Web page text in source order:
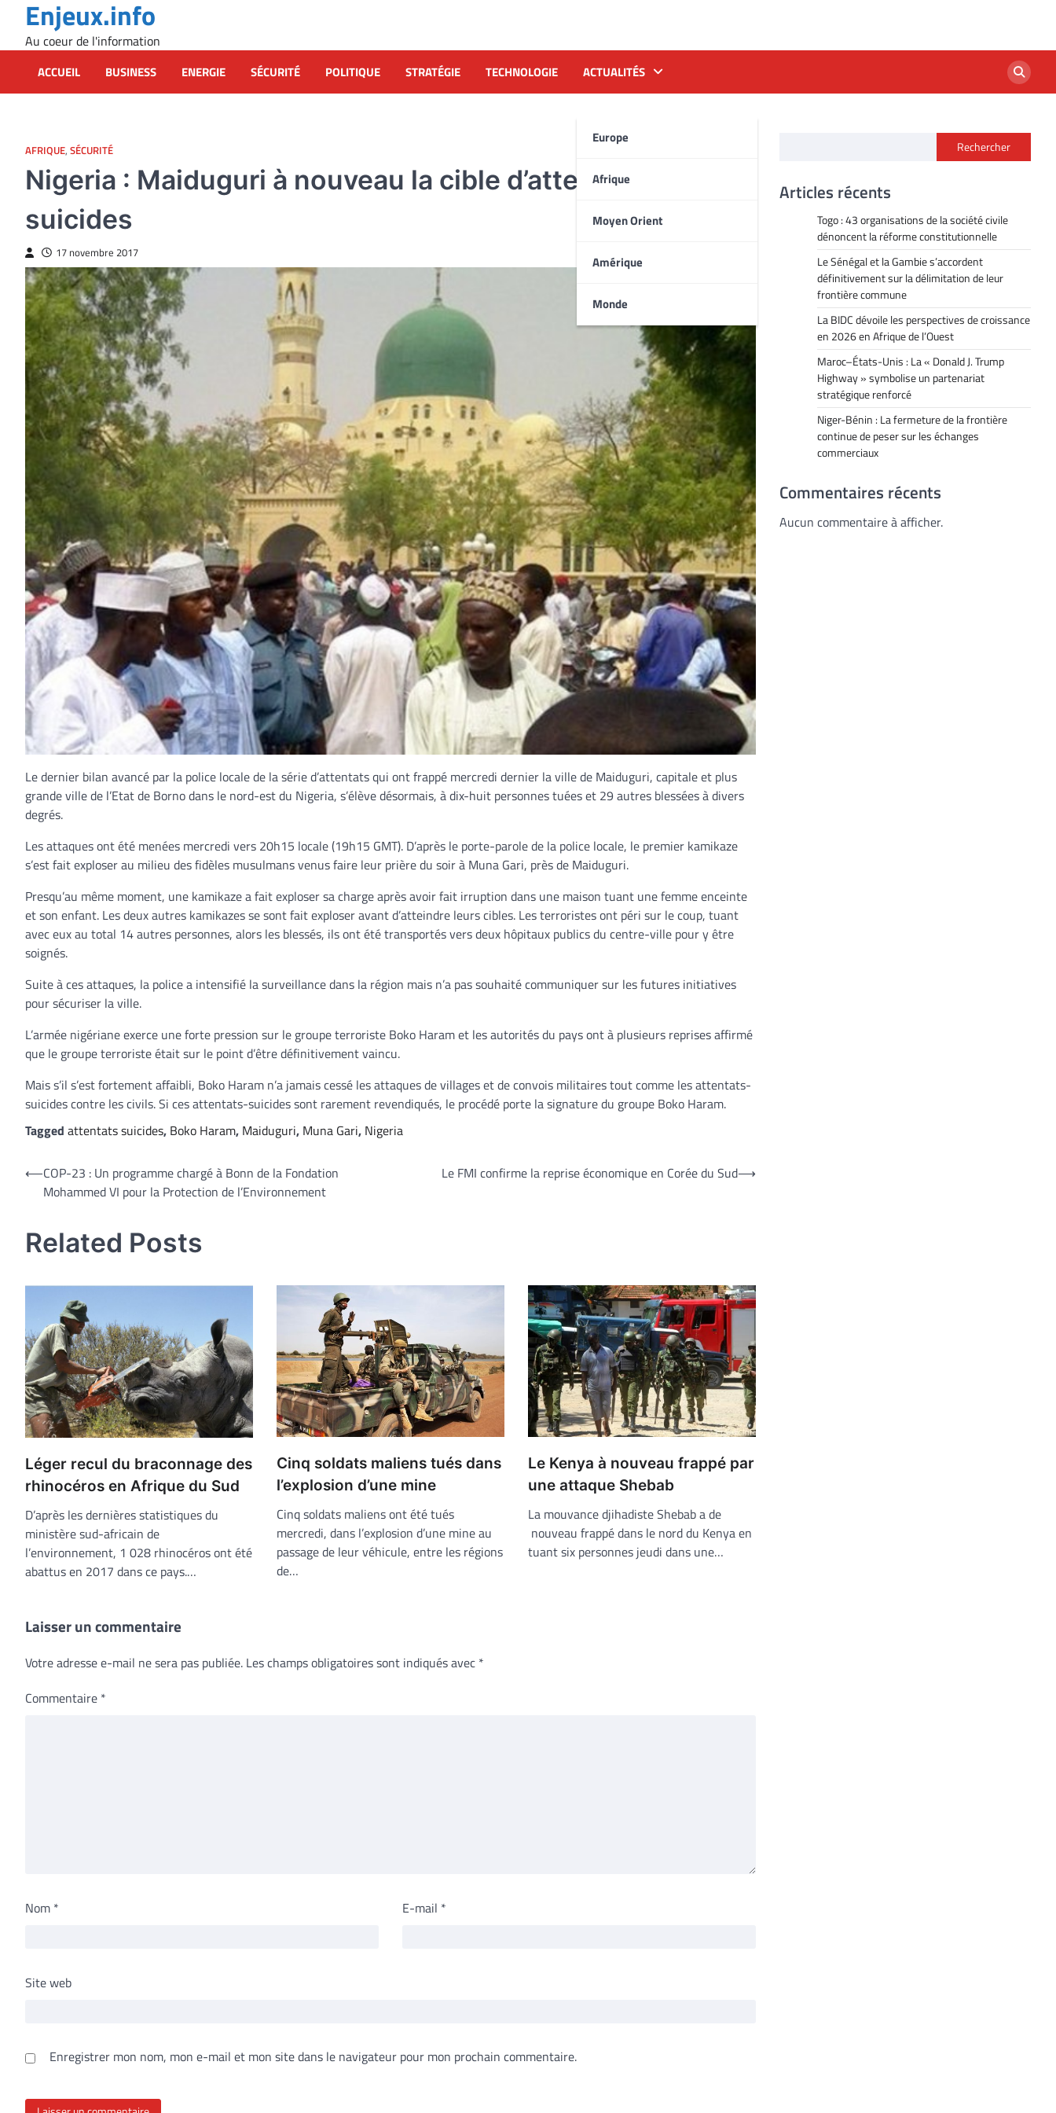
content
Enjeux.info
Au coeur de l'information
ACCUEIL BUSINESS ENERGIE SÉCURITÉ POLITIQUE STRATÉGIE TECHNOLOGIE ACTUALITÉS
Europe
Afrique
Moyen Orient
Amérique
Monde
AFRIQUE, SÉCURITÉ
Nigeria : Maiduguri à nouveau la cible d’attentats-
suicides
17 novembre 2017
Le dernier bilan avancé par la police locale de la série d’attentats qui ont frappé mercredi dernier la ville de Maiduguri, capitale et plus
grande ville de l’Etat de Borno dans le nord-est du Nigeria, s’élève désormais, à dix-huit personnes tuées et 29 autres blessées à divers
degrés.
Les attaques ont été menées mercredi vers 20h15 locale (19h15 GMT). D’après le porte-parole de la police locale, le premier kamikaze
s’est fait exploser au milieu des fidèles musulmans venus faire leur prière du soir à Muna Gari, près de Maiduguri.
Presqu’au même moment, une kamikaze a fait exploser sa charge après avoir fait irruption dans une maison tuant une femme enceinte
et son enfant. Les deux autres kamikazes se sont fait exploser avant d’atteindre leurs cibles. Les terroristes ont péri sur le coup, tuant
avec eux au total 14 autres personnes, alors les blessés, ils ont été transportés vers deux hôpitaux publics du centre-ville pour y être
soignés.
Suite à ces attaques, la police a intensifié la surveillance dans la région mais n’a pas souhaité communiquer sur les futures initiatives
pour sécuriser la ville.
L’armée nigériane exerce une forte pression sur le groupe terroriste Boko Haram et les autorités du pays ont à plusieurs reprises affirmé
que le groupe terroriste était sur le point d’être définitivement vaincu.
Mais s’il s’est fortement affaibli, Boko Haram n’a jamais cessé les attaques de villages et de convois militaires tout comme les attentats-
suicides contre les civils. Si ces attentats-suicides sont rarement revendiqués, le procédé porte la signature du groupe Boko Haram.
Tagged attentats suicides, Boko Haram, Maiduguri, Muna Gari, Nigeria
Navigation
⟵COP-23 : Un programme chargé à Bonn de la Fondation
Mohammed VI pour la Protection de l’Environnement
Le FMI confirme la reprise économique en Corée du Sud⟶
Related Posts
Léger recul du braconnage des
rhinocéros en Afrique du Sud
D’après les dernières statistiques du
ministère sud-africain de
l’environnement, 1 028 rhinocéros ont été
abattus en 2017 dans ce pays.…
Cinq soldats maliens tués dans
l’explosion d’une mine
Cinq soldats maliens ont été tués
mercredi, dans l’explosion d’une mine au
passage de leur véhicule, entre les régions
de…
Le Kenya à nouveau frappé par
une attaque Shebab
La mouvance djihadiste Shebab a de
nouveau frappé dans le nord du Kenya en
tuant six personnes jeudi dans une…
Laisser un commentaire
Votre adresse e-mail ne sera pas publiée. Les champs obligatoires sont indiqués avec *
Commentaire *
Nom * E-mail *
Site web
Enregistrer mon nom, mon e-mail et mon site dans le navigateur pour mon prochain commentaire.
Rechercher
Articles récents
Togo : 43 organisations de la société civile
dénoncent la réforme constitutionnelle
Le Sénégal et la Gambie s’accordent
définitivement sur la délimitation de leur
frontière commune
La BIDC dévoile les perspectives de croissance
en 2026 en Afrique de l’Ouest
Maroc–États-Unis : La « Donald J. Trump
Highway » symbolise un partenariat
stratégique renforcé
Niger-Bénin : La fermeture de la frontière
continue de peser sur les échanges
commerciaux
Commentaires récents
Aucun commentaire à afficher.